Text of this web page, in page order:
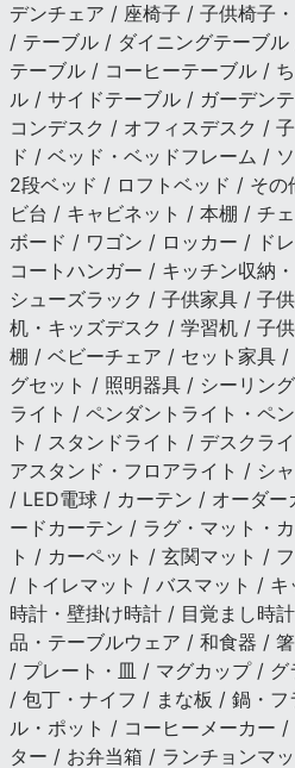
デンチェア / 座椅子 / 子供椅子
/ テーブル / ダイニングテーブ
テーブル / コーヒーテーブル /
ル / サイドテーブル / ガーデン
コンデスク / オフィスデスク /
ド / ベッド・ベッドフレーム /
2段ベッド / ロフトベッド / そ
ビ台 / キャビネット / 本棚 / チ
ボード / ワゴン / ロッカー / ド
コートハンガー / キッチン収納
シューズラック / 子供家具 / 子
机・キッズデスク / 学習机 / 子
棚 / ベビーチェア / セット家具
グセット / 照明器具 / シーリン
ライト / ペンダントライト・ペ
ト / スタンドライト / デスクラ
アスタンド・フロアライト / シ
/ LED電球 / カーテン / オーダー
ードカーテン / ラグ・マット・
ト / カーペット / 玄関マット /
/ トイレマット / バスマット /
時計・壁掛け時計 / 目覚まし時
品・テーブルウェア / 和食器 /
/ プレート・皿 / マグカップ /
/ 包丁・ナイフ / まな板 / 鍋・フ
ル・ポット / コーヒーメーカー
ター / お弁当箱 / ランチョンマ